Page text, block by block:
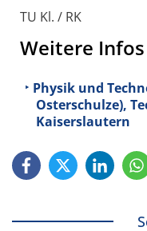
TU Kl. / RK
Weitere Infos
Physik und
Osterschulze),
Kaiserslautern